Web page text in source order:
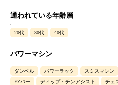
通われている年齢層
20代 30代 40代
パワーマシン
ダンベル パワーラック スミスマシン
EZバー
ディップ・チンアシスト チェ